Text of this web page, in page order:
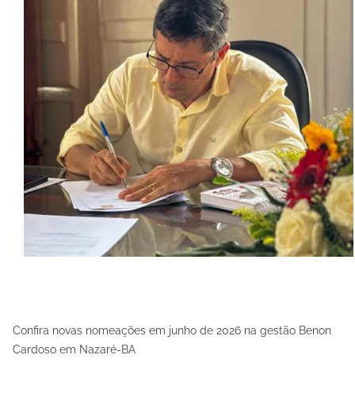
Confira novas nomeações em junho de 2026 na gestão Benon
Cardoso em Nazaré-BA